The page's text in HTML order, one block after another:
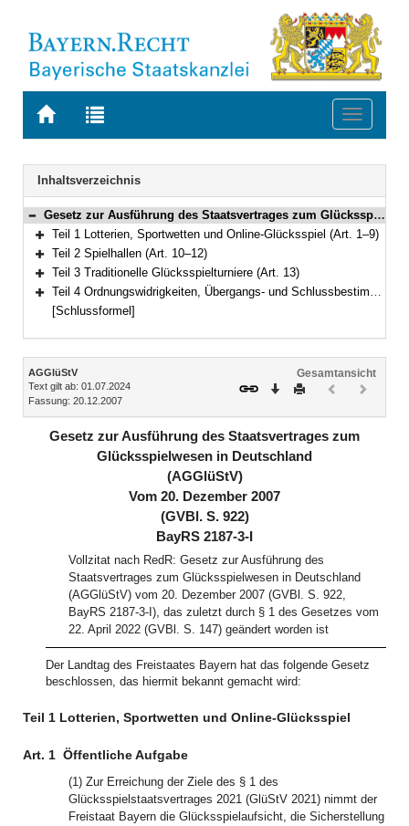
Zur
BAYERN.RECHT
Zur
letzten
Suche
Toggle
Navigation
Inhaltsverzeichnis
Bereich reduzieren
Gesetz zur Ausführung des Staatsvertrages zum Glücksspielwesen in Deutschland (AGGlüStV) Vom 20. Dezember 2007 (GVBl. S. 922) BayRS 2187-3-I (Art. 1–16)
Bereich erweitern
Teil 1 Lotterien, Sportwetten und Online-Glücksspiel (Art. 1–9)
Bereich erweitern
Teil 2 Spielhallen (Art. 10–12)
Bereich erweitern
Teil 3 Traditionelle Glücksspielturniere (Art. 13)
Bereich erweitern
Teil 4 Ordnungswidrigkeiten, Übergangs- und Schlussbestimmungen (Art. 14–16)
[Schlussformel]
Inhalt
AGGlüStV
Text gilt ab: 01.07.2024
Fassung: 20.12.2007
Gesamtansicht
Download
DruckenVorheriges
(inaktiv)(inaktiv)
Gesetz zur Ausführung des Staatsvertrages zum
Glücksspielwesen in Deutschland
(AGGlüStV)
Vom 20. Dezember 2007
(GVBl. S. 922)
BayRS 2187-3-I
Vollzitat nach RedR: Gesetz zur Ausführung des
Staatsvertrages zum Glücksspielwesen in Deutschland
(AGGlüStV) vom 20. Dezember 2007 (GVBl. S. 922,
BayRS 2187-3-I), das zuletzt durch § 1 des Gesetzes vom
22. April 2022 (GVBl. S. 147) geändert worden ist
Der Landtag des Freistaates Bayern hat das folgende Gesetz
beschlossen, das hiermit bekannt gemacht wird:
Teil 1 Lotterien, Sportwetten und Online-Glücksspiel
Art. 1 Öffentliche Aufgabe
(1) Zur Erreichung der Ziele des § 1 des
Glücksspielstaatsvertrages 2021 (GlüStV 2021) nimmt der
Freistaat Bayern die Glücksspielaufsicht, die Sicherstellung